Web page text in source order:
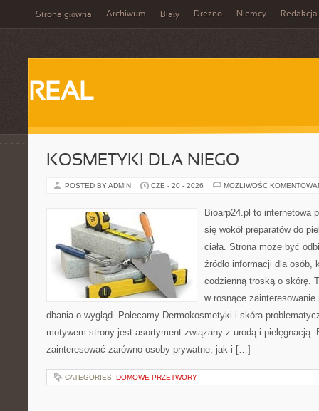
Strona główna Archiwum Biały Drezno Niemcy Redakcja
REAL
KOSMETYKI DLA NIEGO
POSTED BY ADMIN CZE - 20 - 2026 MOŻLIWOŚĆ
Bioarp24.pl to internetowa
się wokół preparatów do
ciała. Strona może być
źródło informacji dla osób,
codzienną troską o skórę.
w rosnące
dbania o wygląd. Polecamy Dermokosmetyki i skóra
motywem strony jest asortyment związany z urodą i pielęgnacją.
zainteresować zarówno osoby prywatne, jak i […]
CATEGORIES: DOMOWE PRZETWORY